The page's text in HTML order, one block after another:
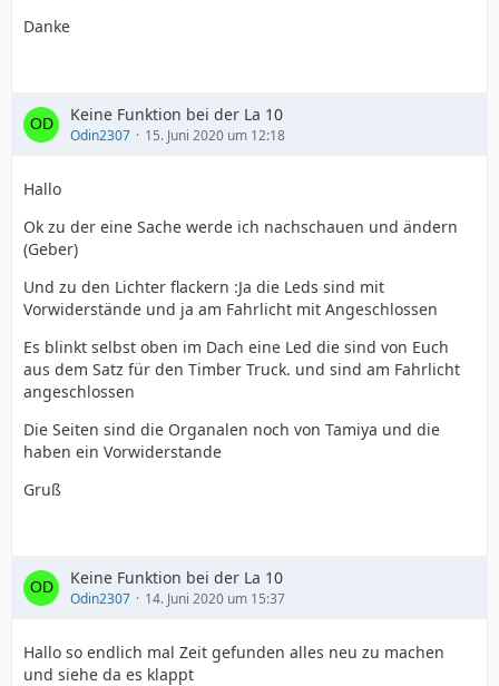
Danke
Keine Funktion bei der La 10
Odin2307 15. Juni 2020 um 12:18
Hallo
Ok zu der eine Sache werde ich nachschauen und ändern
(Geber)
Und zu den Lichter flackern :Ja die Leds sind mit
Vorwiderstände und ja am Fahrlicht mit Angeschlossen
Es blinkt selbst oben im Dach eine Led die sind von Euch
aus dem Satz für den Timber Truck. und sind am Fahrlicht
angeschlossen
Die Seiten sind die Organalen noch von Tamiya und die
haben ein Vorwiderstande
Gruß
Keine Funktion bei der La 10
Odin2307 14. Juni 2020 um 15:37
Hallo so endlich mal Zeit gefunden alles neu zu machen
und siehe da es klappt